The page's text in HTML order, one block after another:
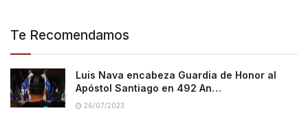
Te Recomendamos
Luis Nava encabeza Guardia de Honor al
Apóstol Santiago en 492 An…
26/07/2023